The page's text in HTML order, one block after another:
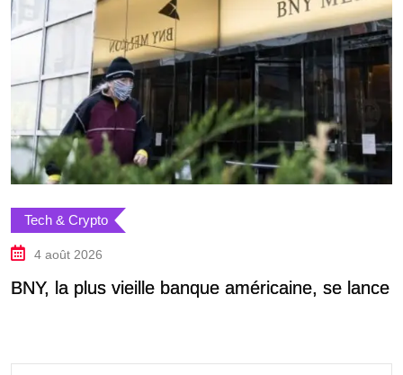
Tech & Crypto
4 août 2026
BNY, la plus vieille banque américaine, se lance